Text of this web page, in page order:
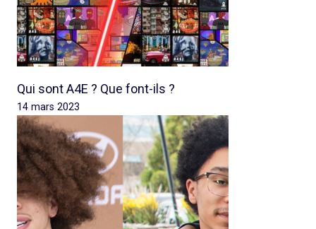
Qui sont A4E ? Que font-ils ?
14 mars 2023